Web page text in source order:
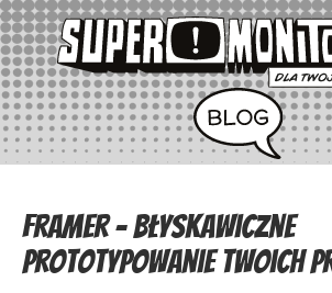
Framer – błyskawiczne
prototypowanie Twoich